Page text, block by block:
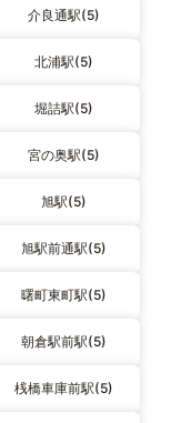
介良通駅(5)
北浦駅(5)
堀詰駅(5)
宮の奥駅(5)
旭駅(5)
旭駅前通駅(5)
曙町東町駅(5)
朝倉駅前駅(5)
桟橋車庫前駅(5)